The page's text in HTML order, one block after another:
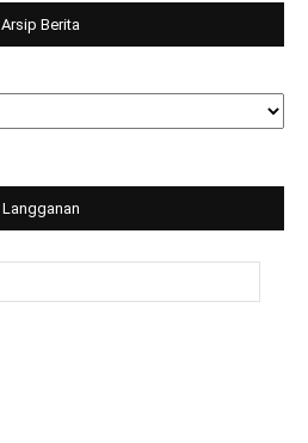
Arsip Berita
Langganan